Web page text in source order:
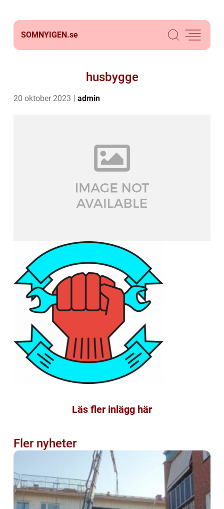
SOMNYIGEN.se
husbygge
20 oktober 2023 admin
Läs fler inlägg här
Fler nyheter